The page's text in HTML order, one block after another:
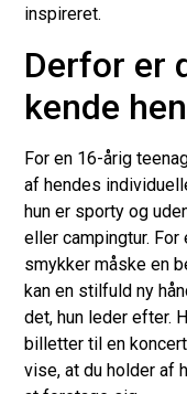
inspireret.
Derfor er
kende
For en 16-årig
af hendes
hun er sporty og
eller campingtur.
smykker måske en
kan en stilfuld ny
det, hun leder efter.
billetter til en
vise, at du holder af